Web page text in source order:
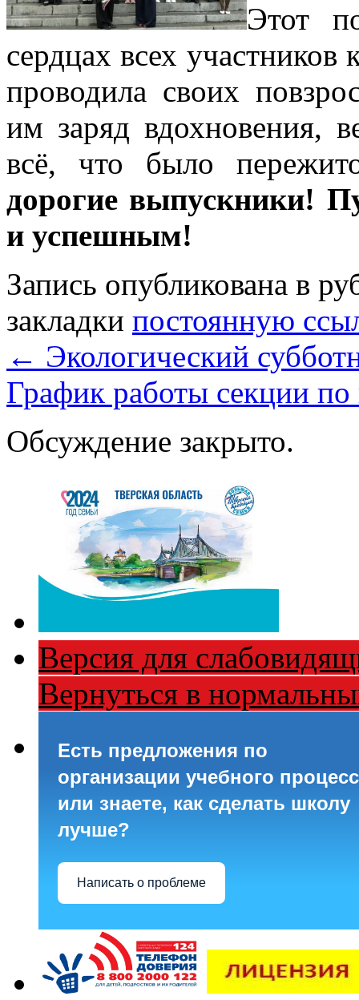
Этот
сердцах всех участников
проводила своих
им заряд вдохновения,
всё, что было
дорогие выпускники!
и успешным!
Запись опубликована в
закладки постоянную
← Экологический
График работы секции
Обсуждение закрыто.
Версия для
Вернуться в
Есть предложения по
организации учебного
или знаете, как сделать школу
лучше?
Написать о проблеме